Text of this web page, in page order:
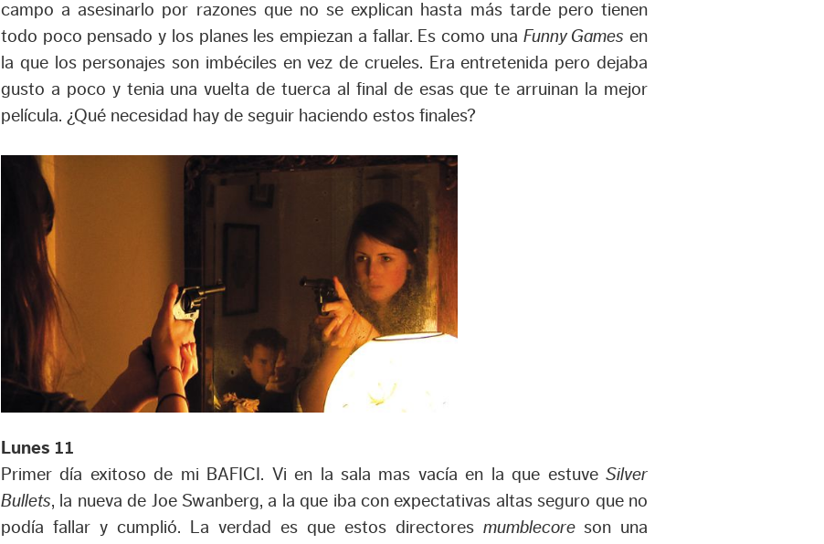
campo a asesinarlo por razones que no se explican hasta más tarde pero tienen
todo poco pensado y los planes les empiezan a fallar. Es como una Funny Games en
la que los personajes son imbéciles en vez de crueles. Era entretenida pero dejaba
gusto a poco y tenia una vuelta de tuerca al final de esas que te arruinan la mejor
película. ¿Qué necesidad hay de seguir haciendo estos finales?
Lunes 11
Primer día exitoso de mi BAFICI. Vi en la sala mas vacía en la que estuve Silver
Bullets, la nueva de Joe Swanberg, a la que iba con expectativas altas seguro que no
podía fallar y cumplió. La verdad es que estos directores mumblecore son una